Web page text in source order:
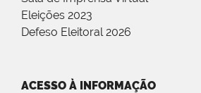
Eleições 2023
Defeso Eleitoral 2026
ACESSO À INFORMAÇÃO